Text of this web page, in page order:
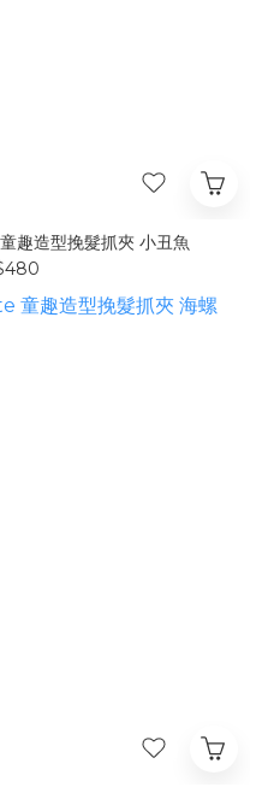
趣造型挽髮抓夾 小丑魚